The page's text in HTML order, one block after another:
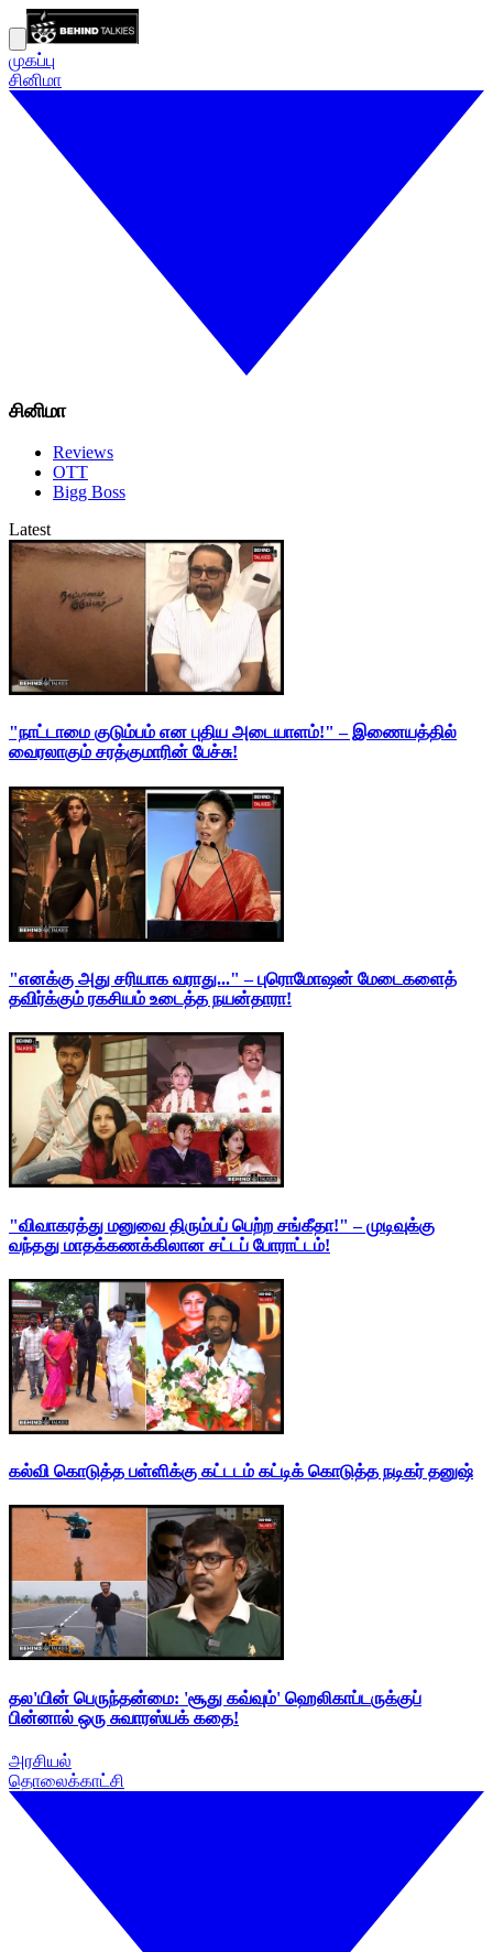
முகப்பு
சினிமா
சினிமா
Reviews
OTT
Bigg Boss
Latest
"நாட்டாமை குடும்பம் என புதிய அடையாளம்!" – இணையத்தில்
வைரலாகும் சரத்குமாரின் பேச்சு!
"எனக்கு அது சரியாக வராது..." – புரொமோஷன் மேடைகளைத்
தவிர்க்கும் ரகசியம் உடைத்த நயன்தாரா!
"விவாகரத்து மனுவை திரும்பப் பெற்ற சங்கீதா!" – முடிவுக்கு
வந்தது மாதக்கணக்கிலான சட்டப் போராட்டம்!
கல்வி கொடுத்த பள்ளிக்கு கட்டடம் கட்டிக் கொடுத்த நடிகர் தனுஷ்
தல'யின் பெருந்தன்மை: 'சூது கவ்வும்' ஹெலிகாப்டருக்குப்
பின்னால் ஒரு சுவாரஸ்யக் கதை!
அரசியல்
தொலைக்காட்சி